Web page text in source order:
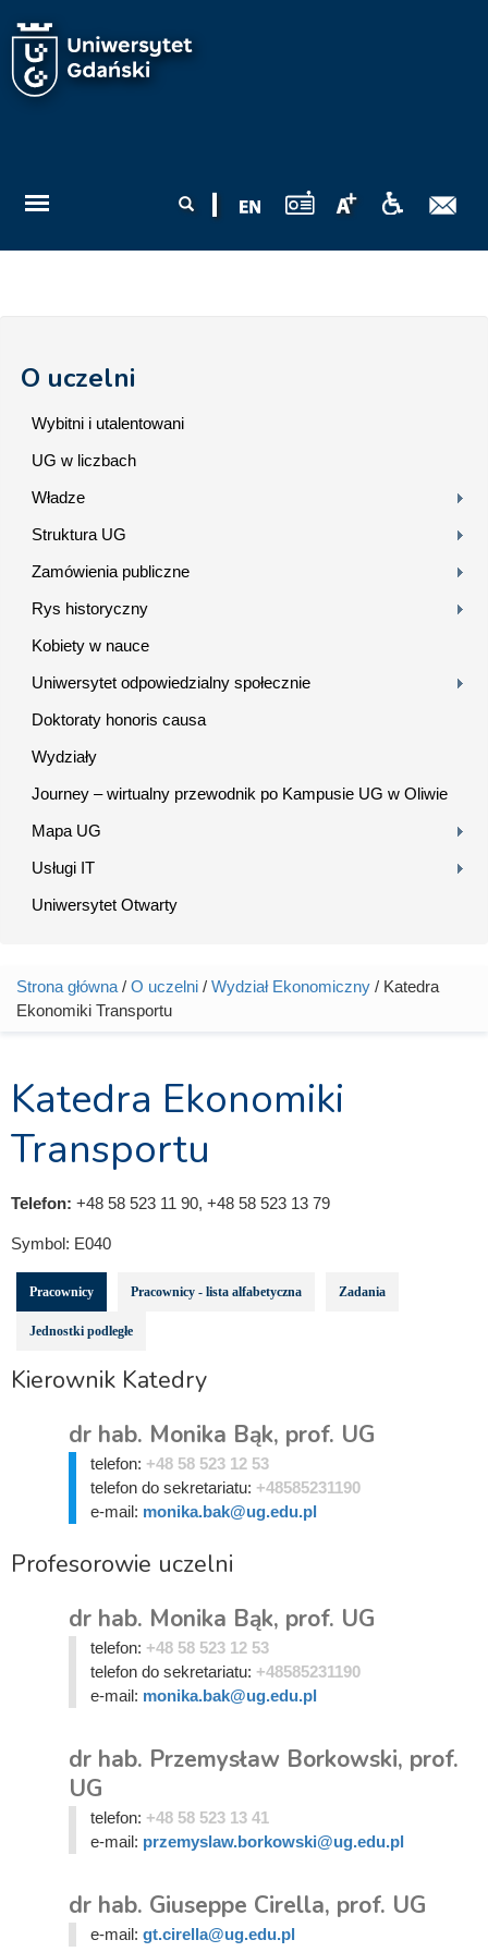
wyszukiwania
O uczelni
Wybitni i utalentowani
UG w liczbach
Władze
Struktura UG
Zamówienia publiczne
Rys historyczny
Kobiety w nauce
Uniwersytet odpowiedzialny społecznie
Doktoraty honoris causa
Wydziały
Journey – wirtualny przewodnik po Kampusie UG w Oliwie
Mapa UG
Usługi IT
Uniwersytet Otwarty
Jesteś tutaj
Strona główna / O uczelni / Wydział Ekonomiczny / Katedra
Ekonomiki Transportu
Katedra Ekonomiki
Transportu
Telefon: +48 58 523 11 90, +48 58 523 13 79
Symbol: E040
Pracownicy Pracownicy - lista alfabetyczna Zadania
Jednostki podległe
Kierownik Katedry
dr hab. Monika Bąk, prof. UG
telefon: +48 58 523 12 53
telefon do sekretariatu: +48585231190
e-mail: monika.bak@ug.edu.pl
Profesorowie uczelni
dr hab. Monika Bąk, prof. UG
telefon: +48 58 523 12 53
telefon do sekretariatu: +48585231190
e-mail: monika.bak@ug.edu.pl
dr hab. Przemysław Borkowski, prof.
UG
telefon: +48 58 523 13 41
e-mail: przemyslaw.borkowski@ug.edu.pl
dr hab. Giuseppe Cirella, prof. UG
e-mail: gt.cirella@ug.edu.pl